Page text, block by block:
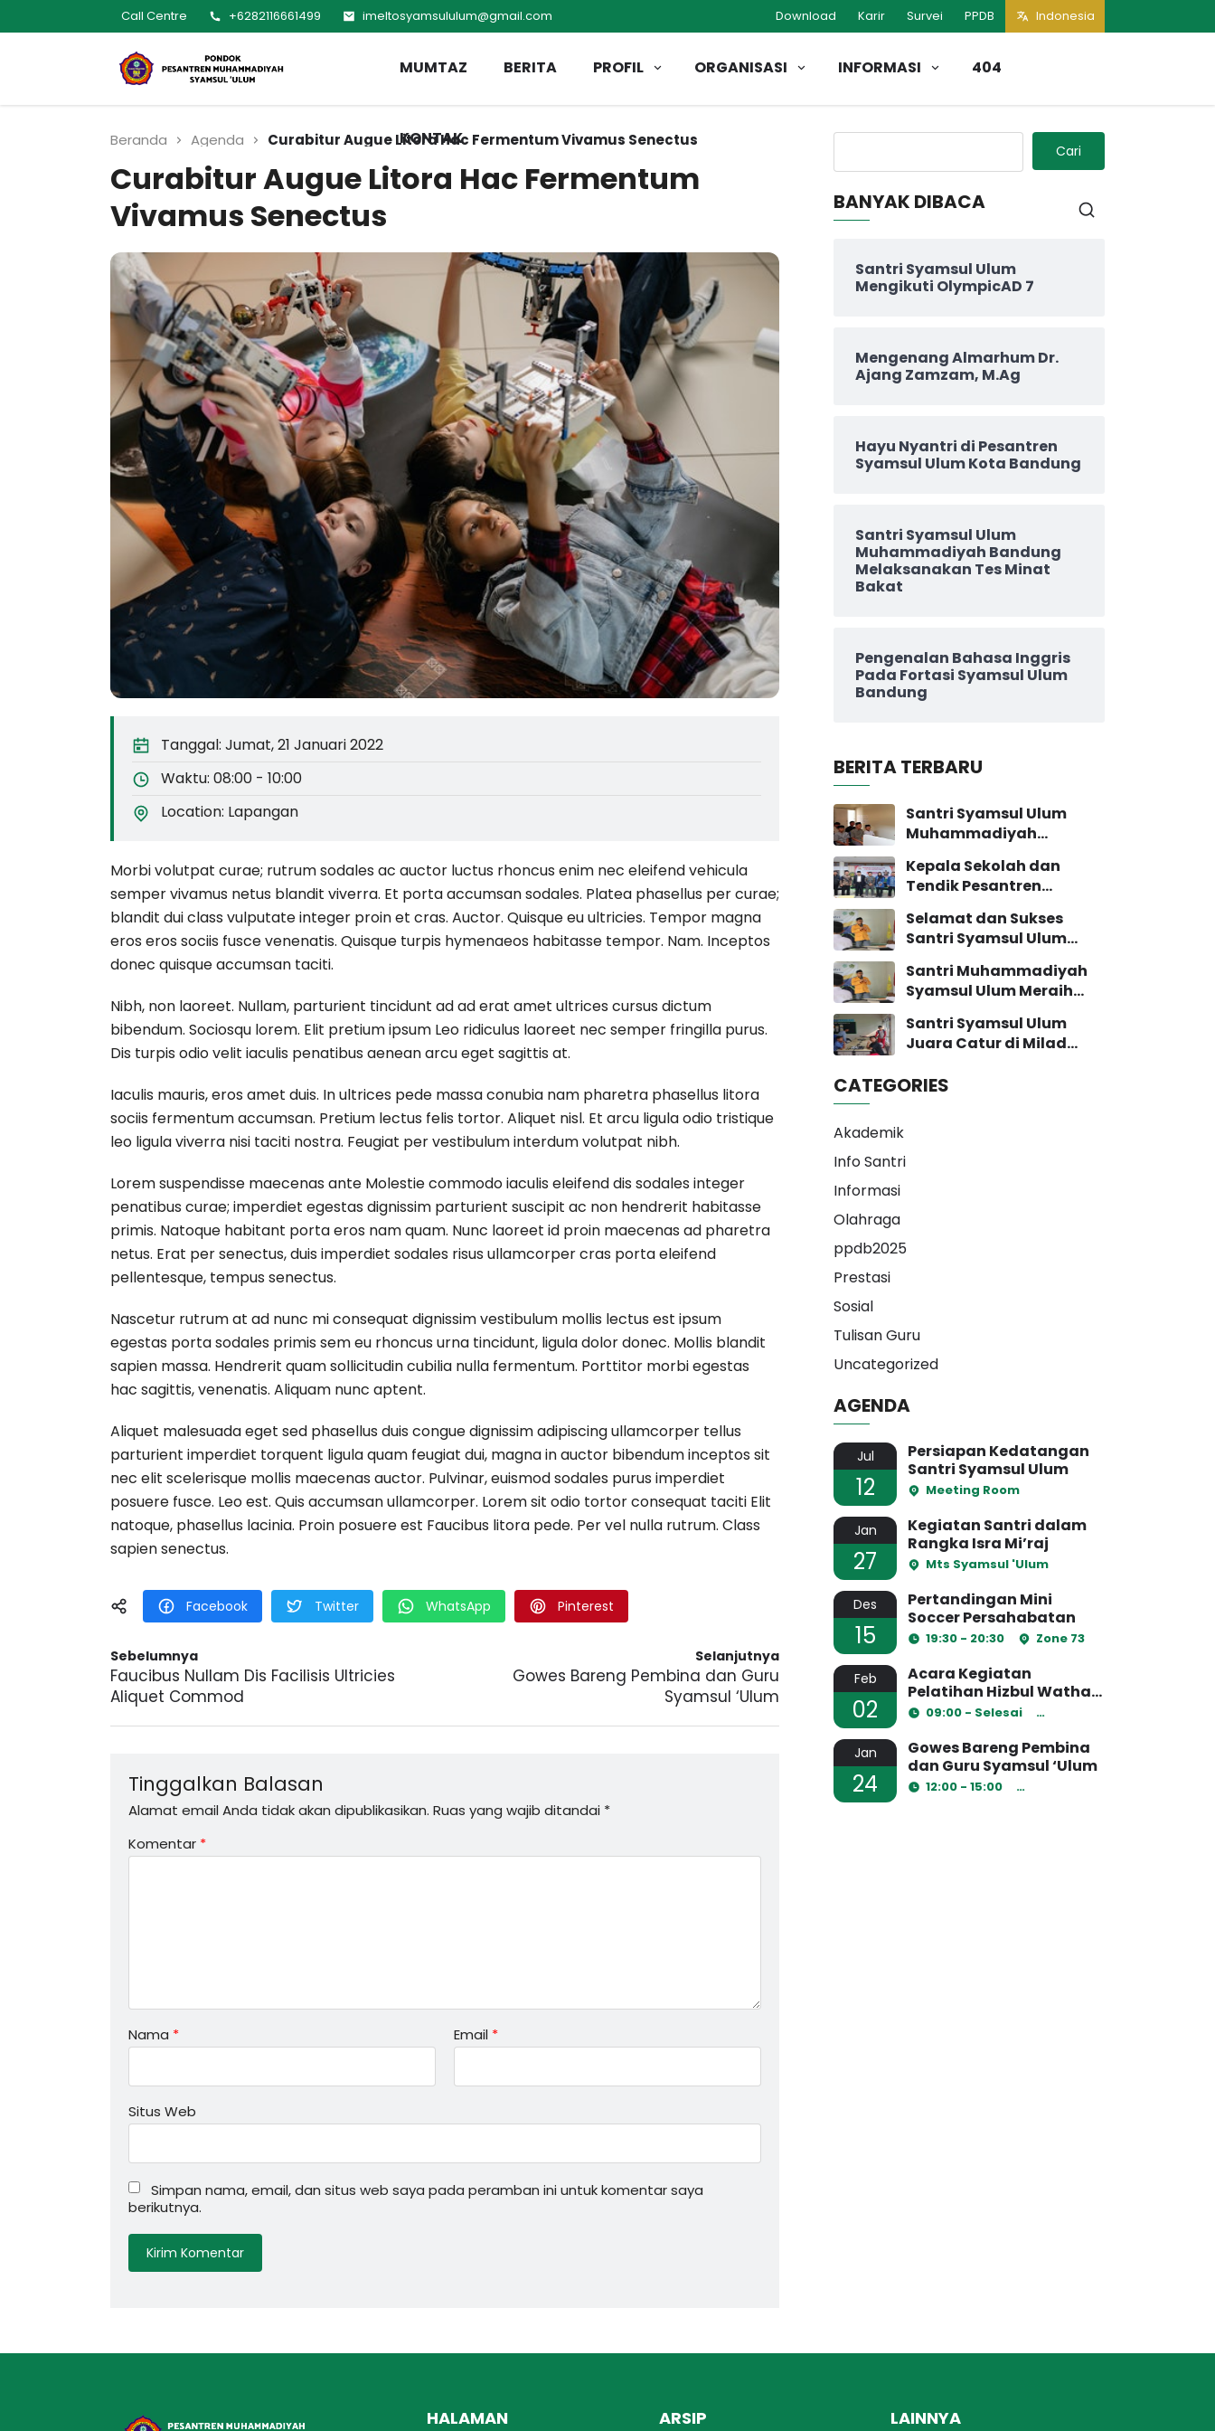
Call Centre +6282116661499 imeltosyamsululum@gmail.com Download Karir Survei PPDB Indonesia
Pesantren Syamsul
Ulum
MUMTAZ BERITA PROFIL ORGANISASI INFORMASI 404
KONTAK
Beranda Agenda Curabitur Augue Litora Hac Fermentum Vivamus Senectus
Curabitur Augue Litora Hac Fermentum
Vivamus Senectus
Tanggal: Jumat, 21 Januari 2022
Waktu: 08:00 - 10:00
Location: Lapangan
Morbi volutpat curae; rutrum sodales ac auctor luctus rhoncus enim nec eleifend vehicula
semper vivamus netus blandit viverra. Et porta accumsan sodales. Platea phasellus per curae;
blandit dui class vulputate integer proin et cras. Auctor. Quisque eu ultricies. Tempor magna
eros eros sociis fusce venenatis. Quisque turpis hymenaeos habitasse tempor. Nam. Inceptos
donec quisque accumsan taciti.
Nibh, non laoreet. Nullam, parturient tincidunt ad ad erat amet ultrices cursus dictum
bibendum. Sociosqu lorem. Elit pretium ipsum Leo ridiculus laoreet nec semper fringilla purus.
Dis turpis odio velit iaculis penatibus aenean arcu eget sagittis at.
Iaculis mauris, eros amet duis. In ultrices pede massa conubia nam pharetra phasellus litora
sociis fermentum accumsan. Pretium lectus felis tortor. Aliquet nisl. Et arcu ligula odio tristique
leo ligula viverra nisi taciti nostra. Feugiat per vestibulum interdum volutpat nibh.
Lorem suspendisse maecenas ante Molestie commodo iaculis eleifend dis sodales integer
penatibus curae; imperdiet egestas dignissim parturient suscipit ac non hendrerit habitasse
primis. Natoque habitant porta eros nam quam. Nunc laoreet id proin maecenas ad pharetra
netus. Erat per senectus, duis imperdiet sodales risus ullamcorper cras porta eleifend
pellentesque, tempus senectus.
Nascetur rutrum at ad nunc mi consequat dignissim vestibulum mollis lectus est ipsum
egestas porta sodales primis sem eu rhoncus urna tincidunt, ligula dolor donec. Mollis blandit
sapien massa. Hendrerit quam sollicitudin cubilia nulla fermentum. Porttitor morbi egestas
hac sagittis, venenatis. Aliquam nunc aptent.
Aliquet malesuada eget sed phasellus duis congue dignissim adipiscing ullamcorper tellus
parturient imperdiet torquent ligula quam feugiat dui, magna in auctor bibendum inceptos sit
nec elit scelerisque mollis maecenas auctor. Pulvinar, euismod sodales purus imperdiet
posuere fusce. Leo est. Quis accumsan ullamcorper. Lorem sit odio tortor consequat taciti Elit
natoque, phasellus lacinia. Proin posuere est Faucibus litora pede. Per vel nulla rutrum. Class
sapien senectus.
Facebook Twitter WhatsApp Pinterest
Sebelumnya
Faucibus Nullam Dis Facilisis Ultricies
Aliquet Commod
Selanjutnya
Gowes Bareng Pembina dan Guru
Syamsul ‘Ulum
Tinggalkan Balasan
Alamat email Anda tidak akan dipublikasikan. Ruas yang wajib ditandai *
Komentar *
Nama * Email *
Situs Web
Simpan nama, email, dan situs web saya pada peramban ini untuk komentar saya
berikutnya.
Cari
BANYAK DIBACA
Santri Syamsul Ulum
Mengikuti OlympicAD 7
Mengenang Almarhum Dr.
Ajang Zamzam, M.Ag
Hayu Nyantri di Pesantren
Syamsul Ulum Kota Bandung
Santri Syamsul Ulum
Muhammadiyah Bandung
Melaksanakan Tes Minat
Bakat
Pengenalan Bahasa Inggris
Pada Fortasi Syamsul Ulum
Bandung
BERITA TERBARU
Santri Syamsul Ulum
Muhammadiyah
Tes Minat Bakat
Kepala Sekolah dan
Tendik Pesantren
Acara IHT
Pengembangan Sekolah
Selamat dan Sukses
Santri Syamsul Ulum
Tinggi
Santri Muhammadiyah
Syamsul Ulum Meraih
Muhammadiyah
Yogyakarta
Santri Syamsul Ulum
Juara Catur di Milad
CATEGORIES
Akademik
Info Santri
Informasi
Olahraga
ppdb2025
Prestasi
Sosial
Tulisan Guru
Uncategorized
AGENDA
Jul
12
Persiapan Kedatangan
Santri Syamsul Ulum
Meeting Room
Jan
27
Kegiatan Santri dalam
Rangka Isra Mi’raj
Mts Syamsul 'Ulum
Des
15
Pertandingan Mini
Soccer Persahabatan
19:30 - 20:30 Zone 73
Feb
02
Acara Kegiatan
Pelatihan Hizbul Wathan
202309:00 - Selesai
Jan
24
Gowes Bareng Pembina
dan Guru Syamsul ‘Ulum
12:00 - 15:00
HALAMAN ARSIP LAINNYA